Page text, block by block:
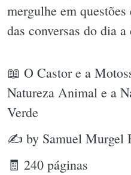
mergulhe em
das conversas do dia
📖 O Castor e a
Natureza Animal e a
Verde
✍ by Samuel Murgel
🧾 240 páginas